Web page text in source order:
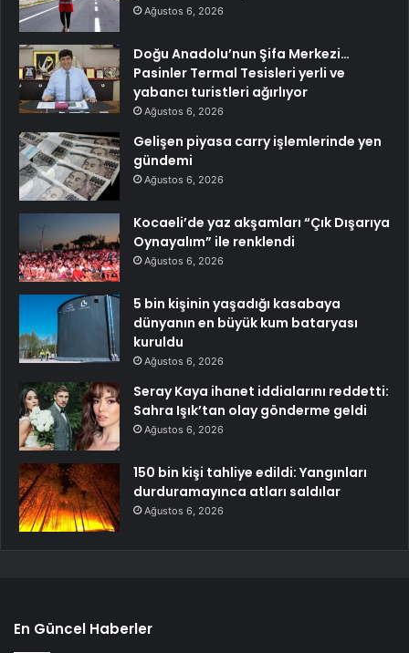
Ağustos 6, 2026
Doğu Anadolu’nun Şifa Merkezi…
Pasinler Termal Tesisleri yerli ve
yabancı turistleri ağırlıyor
Ağustos 6, 2026
Gelişen piyasa carry işlemlerinde yen
gündemi
Ağustos 6, 2026
Kocaeli’de yaz akşamları “Çık Dışarıya
Oynayalım” ile renklendi
Ağustos 6, 2026
5 bin kişinin yaşadığı kasabaya
dünyanın en büyük kum bataryası
kuruldu
Ağustos 6, 2026
Seray Kaya ihanet iddialarını reddetti:
Sahra Işık’tan olay gönderme geldi
Ağustos 6, 2026
150 bin kişi tahliye edildi: Yangınları
durduramayınca atları saldılar
Ağustos 6, 2026
En Güncel Haberler